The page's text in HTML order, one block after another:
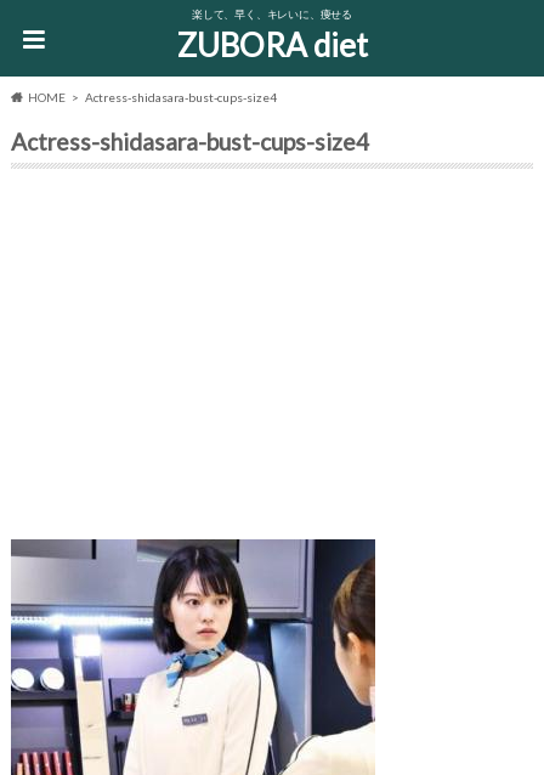
楽して、早く、キレいに、痩せる
ZUBORA diet
HOME Actress-shidasara-bust-cups-size4
Actress-shidasara-bust-cups-size4